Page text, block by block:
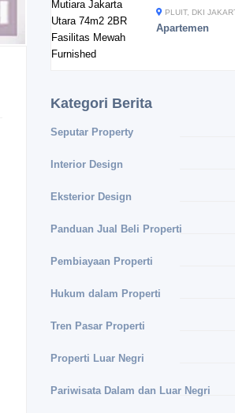
PLUIT, DKI
Apartemen
Kategori Berita
Seputar Property
Interior Design
Eksterior Design
Panduan Jual Beli Properti
Pembiayaan Properti
Hukum dalam Properti
Tren Pasar Properti
Properti Luar Negri
Pariwisata Dalam dan Luar Negri